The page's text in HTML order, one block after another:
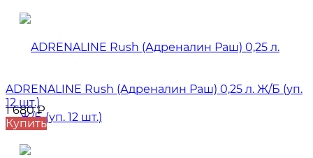
ADRENALINE Rush (Адреналин Раш) 0,25 л. Ж/Б (уп.
12 шт.)
1 680₽
Купить